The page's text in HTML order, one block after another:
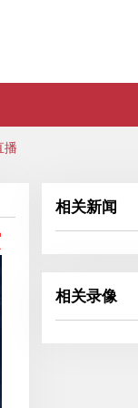
播
相关新闻
相关录像